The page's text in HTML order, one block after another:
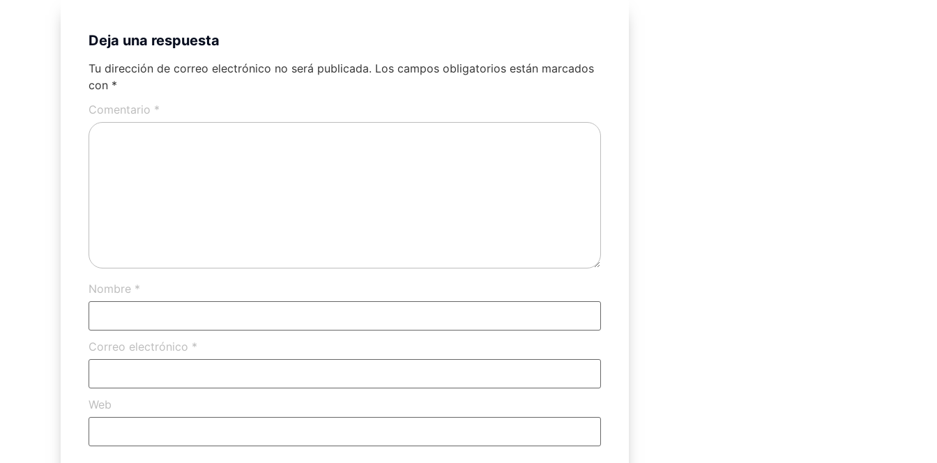
Deja una respuesta
Tu dirección de correo electrónico no será publicada. Los campos obligatorios están marcados
con *
Comentario *
Nombre *
Correo electrónico *
Web